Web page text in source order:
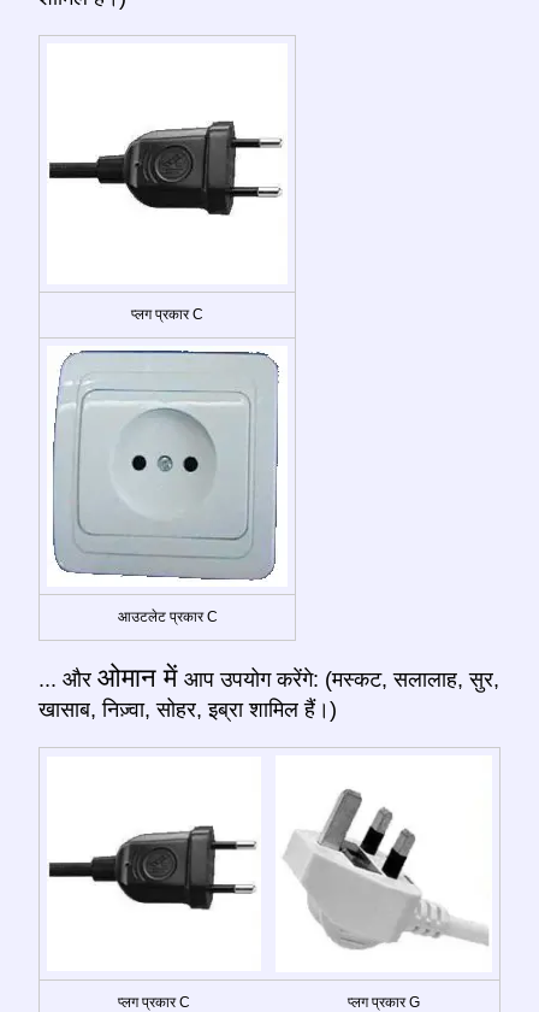
प्लग प्रकार C
आउटलेट प्रकार C
... और ओमान में आप उपयोग करेंगे: (मस्कट, सलालाह, सुर,
खासाब, निज़्वा, सोहर, इब्रा शामिल हैं।)
प्लग प्रकार C प्लग प्रकार G